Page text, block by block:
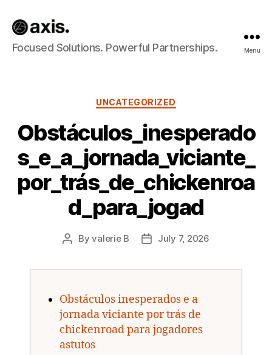
Axis
Builds
Focused Solutions. Powerful Partnerships. Menu
Categories
UNCATEGORIZED
Obstáculos_inesperado
s_e_a_jornada_viciante_
por_trás_de_chickenroa
d_para_jogad
PostByvalerie B
PostJuly 7, 2026
Obstáculos inesperados e a
jornada viciante por trás de
chickenroad para jogadores
astutos